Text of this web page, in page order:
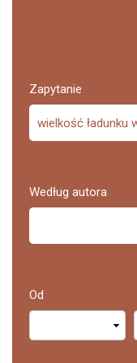
Zapytanie
Według autora
Od